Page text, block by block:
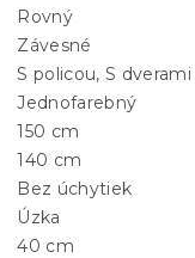
Rovný
Závesné
S policou, S dverami
Jednofarebný
150 cm
140 cm
Bez úchytiek
Úzka
40 cm